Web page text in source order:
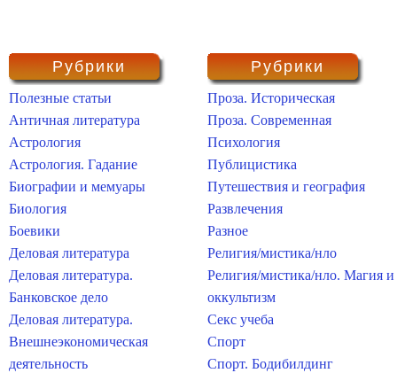
Рубрики
Полезные статьи
Античная литература
Астрология
Астрология. Гадание
Биографии и мемуары
Биология
Боевики
Деловая литература
Деловая литература.
Банковское дело
Деловая литература.
Внешнеэкономическая
деятельность
Рубрики
Проза. Историческая
Проза. Современная
Психология
Публицистика
Путешествия и география
Развлечения
Разное
Религия/мистика/нло
Религия/мистика/нло. Магия и
оккультизм
Секс учеба
Спорт
Спорт. Бодибилдинг